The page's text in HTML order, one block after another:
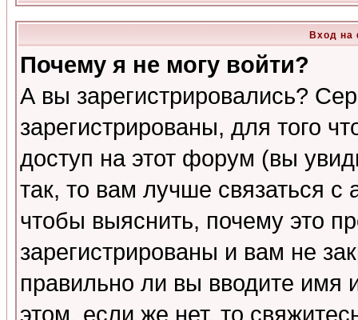
Вход на
Почему я не могу войти?
А вы зарегистрировались?
зарегистрированы, для того
доступ на этот форум (вы
так, то вам лучше связаться
чтобы выяснить, почему это
зарегистрированы и вам не
правильно ли вы вводите
этом, если же нет, то